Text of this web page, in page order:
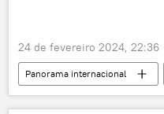
24 de fevereiro 2024, 22:36
Panorama internacional
Mundo
Donald Trump